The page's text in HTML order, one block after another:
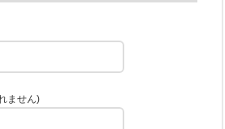
ません)